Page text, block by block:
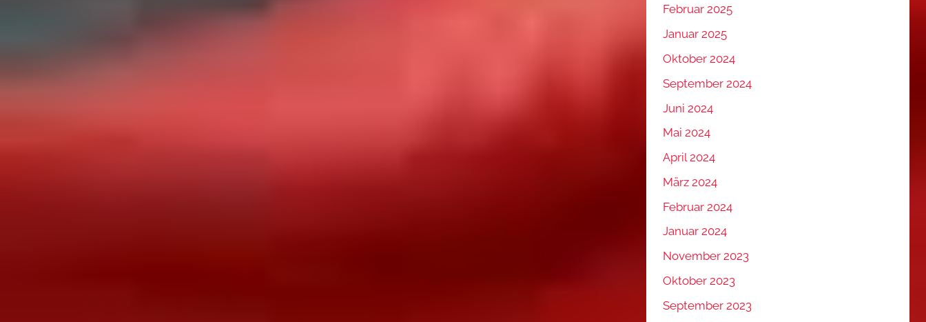
Februar 2025
Januar 2025
Oktober 2024
September 2024
Juni 2024
Mai 2024
April 2024
März 2024
Februar 2024
Januar 2024
November 2023
Oktober 2023
September 2023